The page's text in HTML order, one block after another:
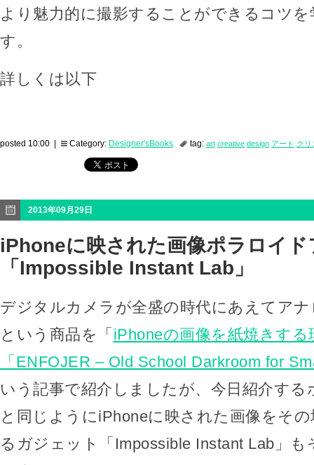
より魅力的に撮影することができるコツ
す。
詳しくは以下
posted 10:00 | Category: Designer'sBooks tag: art creative design アート クリ
2013年09月29日
iPhoneに映された画像ポラロイ
「Impossible Instant Lab」
デジタルカメラが全盛の時代にあえてア
という商品を「 iPhoneの画像を紙焼きする
「ENFOJER – Old School Darkroom for
いう記事で紹介しましたが、今日紹介す
と同じようにiPhoneに映された画像をそ
るガジェット「Impossible Instant Lab」も